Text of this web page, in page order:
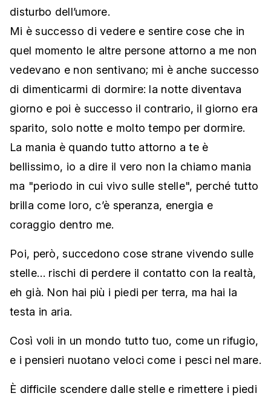
disturbo dell’umore.
Mi è successo di vedere e sentire cose che in
quel momento le altre persone attorno a me non
vedevano e non sentivano; mi è anche successo
di dimenticarmi di dormire: la notte diventava
giorno e poi è successo il contrario, il giorno era
sparito, solo notte e molto tempo per dormire.
La mania è quando tutto attorno a te è
bellissimo, io a dire il vero non la chiamo mania
ma "periodo in cui vivo sulle stelle", perché tutto
brilla come loro, c’è speranza, energia e
coraggio dentro me.
Poi, però, succedono cose strane vivendo sulle
stelle… rischi di perdere il contatto con la realtà,
eh già. Non hai più i piedi per terra, ma hai la
testa in aria.
Così voli in un mondo tutto tuo, come un rifugio,
e i pensieri nuotano veloci come i pesci nel mare.
È difficile scendere dalle stelle e rimettere i piedi